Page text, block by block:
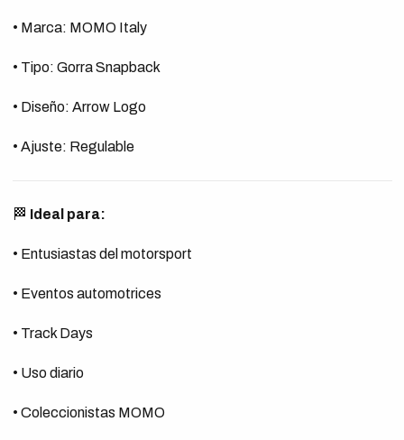
• Marca: MOMO Italy
• Tipo: Gorra Snapback
• Diseño: Arrow Logo
• Ajuste: Regulable
🏁 Ideal para:
• Entusiastas del motorsport
• Eventos automotrices
• Track Days
• Uso diario
• Coleccionistas MOMO